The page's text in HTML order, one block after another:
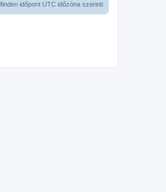
időpont UTC időzóna szerinti